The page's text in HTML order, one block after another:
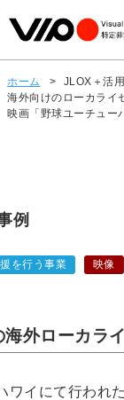
ホーム > JLOX＋活
海外向けのローカライ
映画「野球ユーチュー
例
を行う事業 映像
外ローカラ
イにて行われ